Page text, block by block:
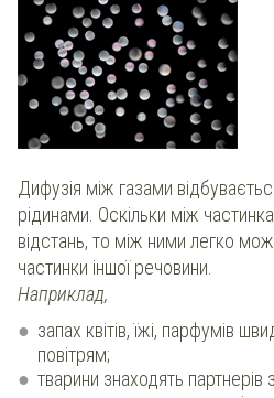
Дифузія між газами
рідинами. Оскільки між
відстань, то між ними легко
частинки іншої речовини.
Наприклад,
запах квітів, їжі, парфумів
повітрям;
тварини знаходять партнерів